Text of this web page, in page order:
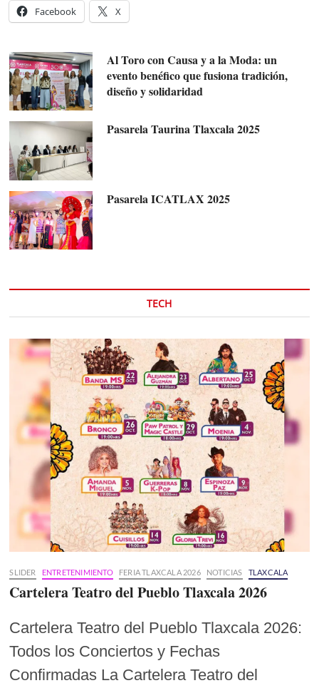
Facebook X
Al Toro con Causa y a la Moda: un
evento benéfico que fusiona tradición,
diseño y solidaridad
Pasarela Taurina Tlaxcala 2025
Pasarela ICATLAX 2025
TECH
SLIDER ENTRETENIMIENTO FERIA TLAXCALA 2026 NOTICIAS TLAXCALA
Cartelera Teatro del Pueblo Tlaxcala 2026
Cartelera Teatro del Pueblo Tlaxcala 2026:
Todos los Conciertos y Fechas
Confirmadas La Cartelera Teatro del